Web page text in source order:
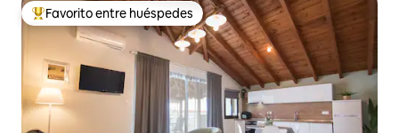
Favorito entre huéspedes preferido
Favorito entre huéspedes